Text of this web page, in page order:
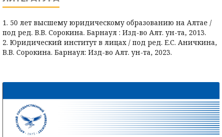
1. 50 лет высшему юридическому образованию на Алтае /
под ред. В.В. Сорокина. Барнаул : Изд-во Алт. ун-та, 2013.
2. Юридический институт в лицах / под ред. Е.С. Аничкина,
В.В. Сорокина. Барнаул: Изд-во Алт. ун-та, 2023.